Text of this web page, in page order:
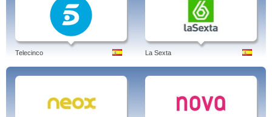
Telecinco La Sexta